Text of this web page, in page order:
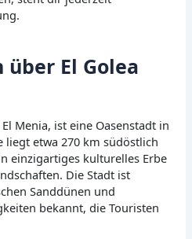
über El Golea
Menia, ist eine Oasenstadt in
liegt etwa 270 km südöstlich
einzigartiges kulturelles Erbe
Die Stadt ist
Sanddünen und
bekannt, die Touristen